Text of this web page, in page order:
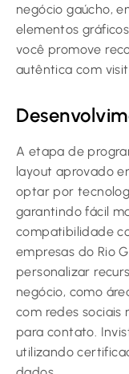
negócio gaúcho,
elementos
você promove
autêntica com
A etapa de
layout aprovado
optar por
garantindo fácil
compatibilidade
empresas do Rio
personalizar
negócio, como
com redes sociais
para contato.
utilizando